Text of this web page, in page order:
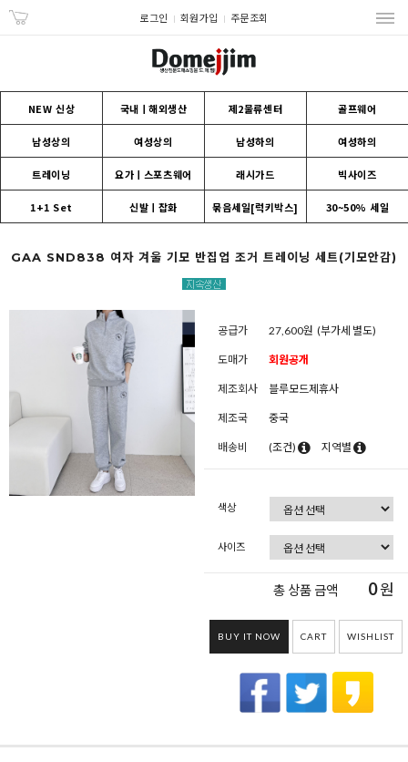
로그인 회원가입 주문조회
NEW 신상 국내ㅣ해외생산 제2물류센터 골프웨어
남성상의 여성상의 남성하의 여성하의
트레이닝 요가ㅣ스포츠웨어 래시가드 빅사이즈
1+1 Set 신발ㅣ잡화 묶음세일[럭키박스] 30~50% 세일
GAA SND838 여자 겨울 기모 반집업 조거 트레이닝 세트(기모안감)
공급가 27,600원 (부가세 별도)
도매가 회원공개
제조회사 블루모드제휴사
제조국 중국
배송비 (조건) 지역별
색상
사이즈
총 상품 금액 0원
BUY IT NOW CART WISHLIST